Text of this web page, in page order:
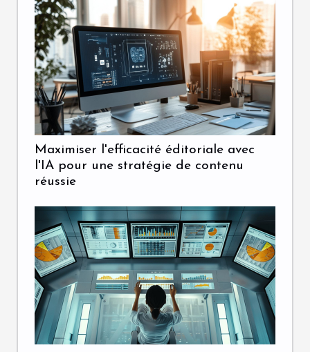
Maximiser l'efficacité éditoriale avec
l'IA pour une stratégie de contenu
réussie